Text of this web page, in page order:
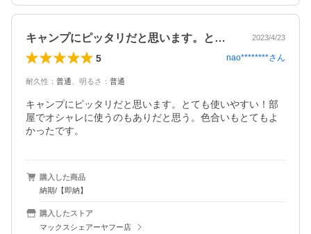
キャンプにピッタリだと思います。とても… 2023/4/23
5 nao********さん
耐久性 ： 普通 明るさ ： 普通
キャンプにピッタリだと思います。とても使いやすい！部
屋でオシャレに使うのもありだと思う。色合いもとてもよ
かったです。
購入した商品
納期/【即納】
購入したストア
マックスシェアーヤフー店